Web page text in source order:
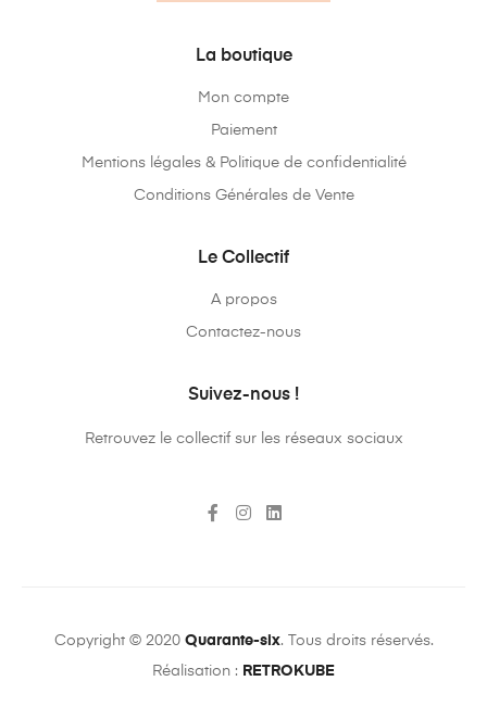
La boutique
Mon compte
Paiement
Mentions légales & Politique de confidentialité
Conditions Générales de Vente
Le Collectif
A propos
Contactez-nous
Suivez-nous !
Retrouvez le collectif sur les réseaux sociaux
Copyright © 2020 Quarante-six. Tous droits réservés.
Réalisation : RETROKUBE